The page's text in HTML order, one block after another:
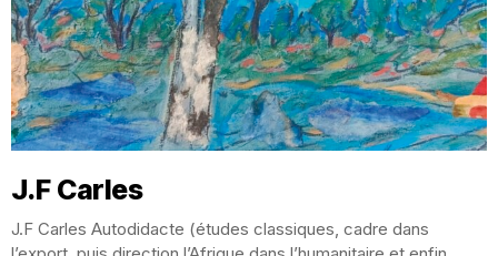
J.F Carles
J.F Carles Autodidacte (études classiques, cadre dans